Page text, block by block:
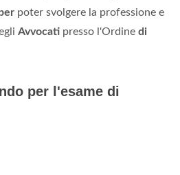
poter svolgere la professione e
Avvocati presso l'Ordine di
per l'esame di